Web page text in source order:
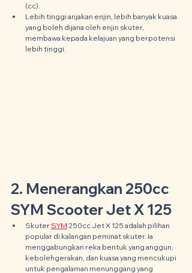
(cc).
Lebih tinggi anjakan enjin, lebih banyak kuasa
yang boleh dijana oleh enjin skuter,
membawa kepada kelajuan yang berpotensi
lebih tinggi.
2. Menerangkan 250cc
SYM Scooter Jet X 125
Skuter SYM 250cc Jet X 125 adalah pilihan
popular di kalangan peminat skuter. Ia
menggabungkan reka bentuk yang anggun,
kebolehgerakan, dan kuasa yang mencukupi
untuk pengalaman menunggang yang